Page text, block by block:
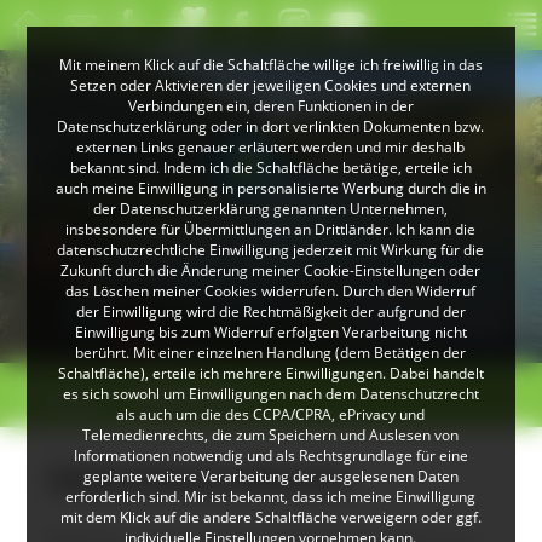
Albsteig Schwarzwald
© Klaus Peter Kappest
Felsen>Siebenfelsen
Siebenfelsen (Elzach)
Mit meinem Klick auf die Schaltfläche willige ich freiwillig in das
Setzen oder Aktivieren der jeweiligen Cookies und externen
Verbindungen ein, deren Funktionen in der
Datenschutzerklärung oder in dort verlinkten Dokumenten bzw.
externen Links genauer erläutert werden und mir deshalb
bekannt sind. Indem ich die Schaltfläche betätige, erteile ich
auch meine Einwilligung in personalisierte Werbung durch die in
der Datenschutzerklärung genannten Unternehmen,
insbesondere für Übermittlungen an Drittländer. Ich kann die
datenschutzrechtliche Einwilligung jederzeit mit Wirkung für die
Zukunft durch die Änderung meiner Cookie-Einstellungen oder
das Löschen meiner Cookies widerrufen. Durch den Widerruf
der Einwilligung wird die Rechtmäßigkeit der aufgrund der
Einwilligung bis zum Widerruf erfolgten Verarbeitung nicht
berührt. Mit einer einzelnen Handlung (dem Betätigen der
Schaltfläche), erteile ich mehrere Einwilligungen. Dabei handelt
es sich sowohl um Einwilligungen nach dem Datenschutzrecht
als auch um die des CCPA/CPRA, ePrivacy und
Telemedienrechts, die zum Speichern und Auslesen von
Informationen notwendig und als Rechtsgrundlage für eine
geplante weitere Verarbeitung der ausgelesenen Daten
erforderlich sind. Mir ist bekannt, dass ich meine Einwilligung
mit dem Klick auf die andere Schaltfläche verweigern oder ggf.
individuelle Einstellungen vornehmen kann.